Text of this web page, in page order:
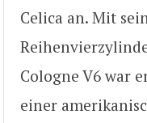
Celica an. Mit
Cologne V6 war
einer